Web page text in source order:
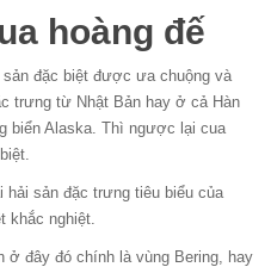
hoàng đế
đặc biệt được ưa chuộng và
trưng từ Nhật Bản hay ở cả Hàn
biển Alaska. Thì ngược lại cua
sản đặc trưng tiêu biểu của
khắc nghiệt.
ở đây đó chính là vùng Bering, hay